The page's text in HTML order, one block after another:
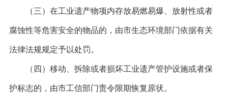
（三）在工业遗产物项内存放易燃易爆、放射性或者
腐蚀性等危害安全的物品的，由市生态环境部门依据有关
法律法规规定予以处罚。
（四）移动、拆除或者损坏工业遗产管护设施或者保
护标志的，由市工信部门责令限期恢复原状。